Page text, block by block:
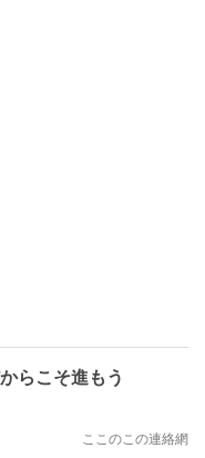
らこそ進もう
ここのこの連絡網